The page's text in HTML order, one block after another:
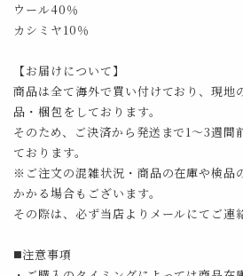
ウール40％
カシミヤ10％
【お届けについて】
商品は全て海外で買い付けており、現地
品・梱包をしております。
そのため、ご決済から発送まで1～3週間
ております。
※ご注文の混雑状況・商品の在庫や検品
かかる場合もございます。
その際は、必ず当店よりメールにてご連
◼️注意事項